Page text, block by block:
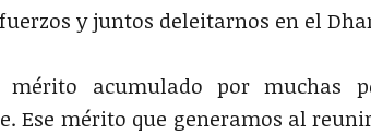
y juntos deleitarnos en el
acumulado por muchas
Ese mérito que generamos al